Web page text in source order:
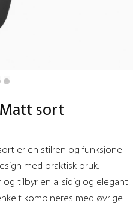
sort
er en stilren og funksjonell
med praktisk bruk.
og tilbyr en allsidig og elegant
kombineres med øvrige